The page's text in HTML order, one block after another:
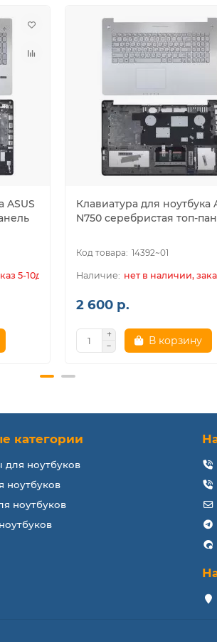
ASUS
5-10дн.
Клавиатура для ноутбука
N750 серебристая топ-
14392~01
нет в наличии,
2 600 р.
В корзину
категории
для ноутбуков
ноутбуков
ноутбуков